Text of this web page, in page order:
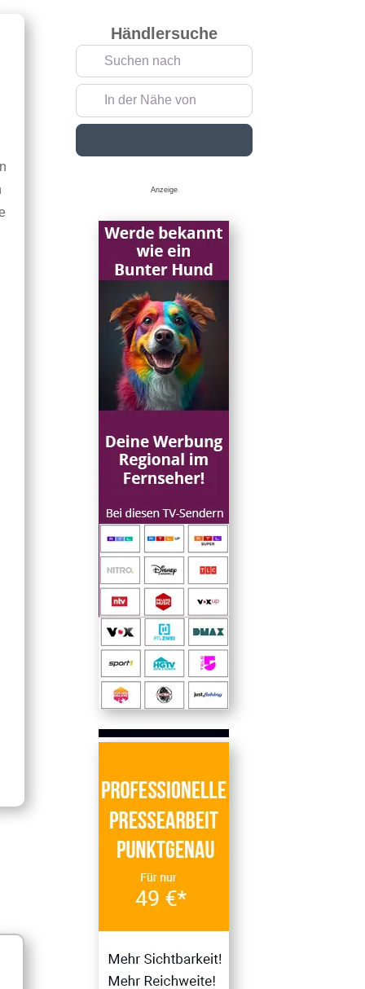
Händlersuche
Suchen nach
In der Nähe von
Anzeige